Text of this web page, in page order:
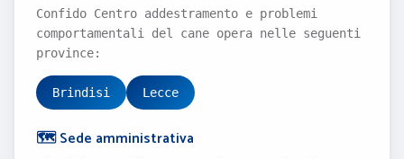
Confido Centro addestramento e problemi
comportamentali del cane opera nelle seguenti
province:
Brindisi Lecce
🗺️ Sede amministrativa